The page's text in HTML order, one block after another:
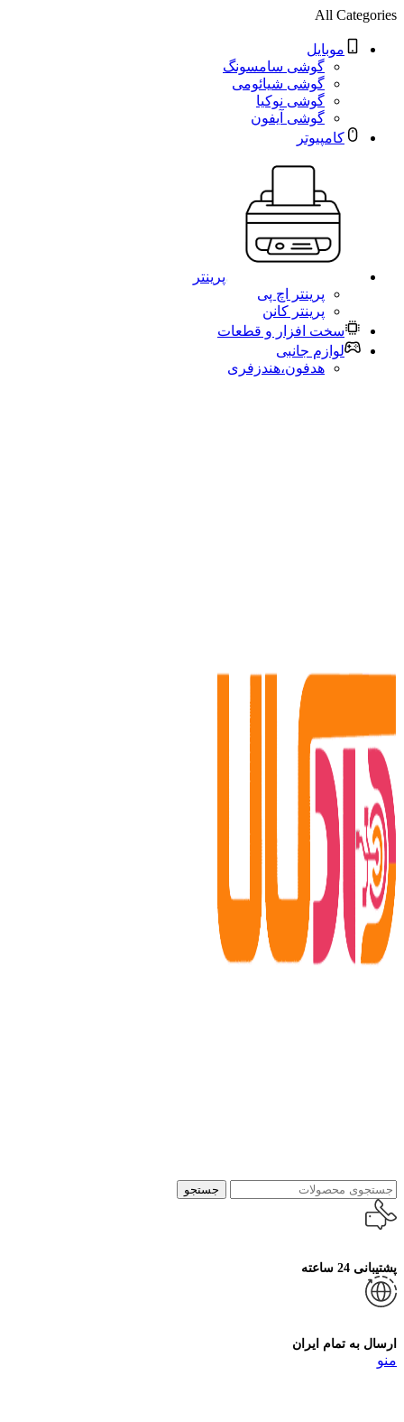
All Categories
موبایل
گوشی سامسونگ
گوشی شیائومی
گوشی نوکیا
گوشی آیفون
کامپیوتر
پرینتر
پرینتر اچ پی
پرینتر کانن
سخت افزار و قطعات
لوازم جانبی
هدفون،هندزفری
جستجو
پشتیبانی 24 ساعته
ارسال به تمام ایران
منو